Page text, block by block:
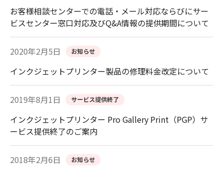
お客様相談センターでの電話・メール対応ならびにサー
ビスセンター窓口対応及びQ&A情報の提供期間について
2020年2月5日 お知らせ
インクジェットプリンター製品の修理料金改定について
2019年8月1日 サービス提供終了
インクジェットプリンター Pro Gallery Print（PGP）サ
ービス提供終了のご案内
2018年2月6日 お知らせ